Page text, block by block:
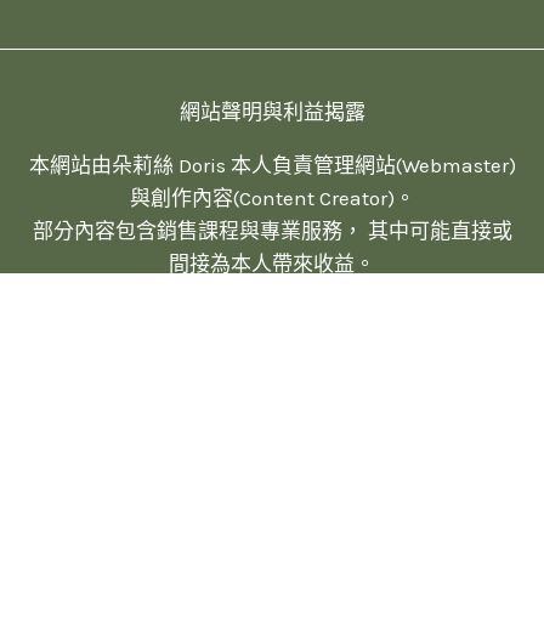
網站聲明與利益揭露
本網站由朵莉絲 Doris 本人負責管理網站(Webmaster)
與創作內容(Content Creator)。
部分內容包含銷售課程與專業服務， 其中可能直接或
間接為本人帶來收益。